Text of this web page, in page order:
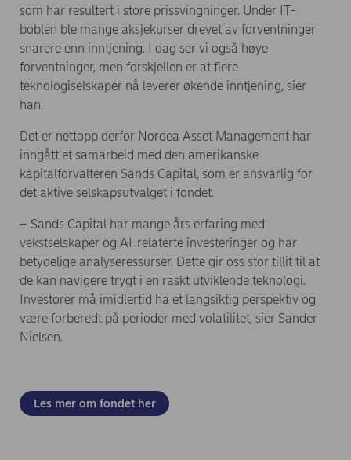
som har resultert i store prissvingninger. Under IT-
boblen ble mange aksjekurser drevet av forventninger
snarere enn inntjening. I dag ser vi også høye
forventninger, men forskjellen er at flere
teknologiselskaper nå leverer økende inntjening, sier
han.
Det er nettopp derfor Nordea Asset Management har
inngått et samarbeid med den amerikanske
kapitalforvalteren Sands Capital, som er ansvarlig for
det aktive selskapsutvalget i fondet.
– Sands Capital har mange års erfaring med
vekstselskaper og AI-relaterte investeringer og har
betydelige analyseressurser. Dette gir oss stor tillit til at
de kan navigere trygt i en raskt utviklende teknologi.
Investorer må imidlertid ha et langsiktig perspektiv og
være forberedt på perioder med volatilitet, sier Sander
Nielsen.
Les mer om fondet her(opens in new window)